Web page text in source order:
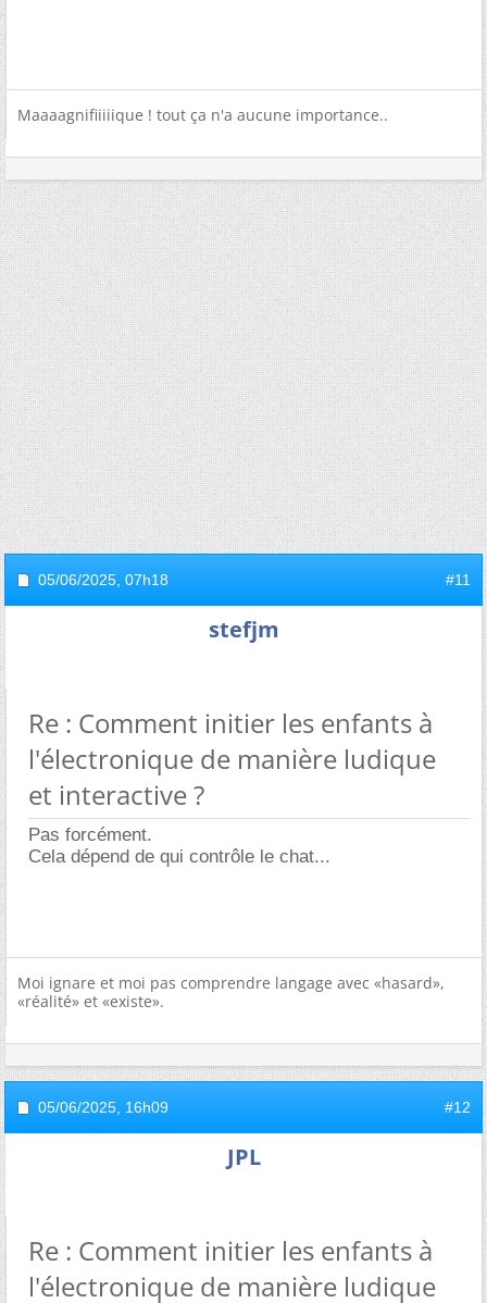
Maaaagnifiiiiique ! tout ça n'a aucune importance..
05/06/2025, 07h18 #11
stefjm
Re : Comment initier les enfants à
l'électronique de manière ludique
et interactive ?
Pas forcément.
Cela dépend de qui contrôle le chat...
Moi ignare et moi pas comprendre langage avec «hasard»,
«réalité» et «existe».
05/06/2025, 16h09 #12
JPL
Re : Comment initier les enfants à
l'électronique de manière ludique